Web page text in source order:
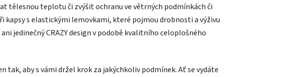
tělesnou teplotu či zvýšit ochranu ve větrných podmínkách či
kapsy s elastickými lemovkami, které pojmou drobnosti a výživu
jedinečný CRAZY design v podobě kvalitního celoplošného
tak, aby s vámi držel krok za jakýchkoliv podmínek. Ať se vydáte